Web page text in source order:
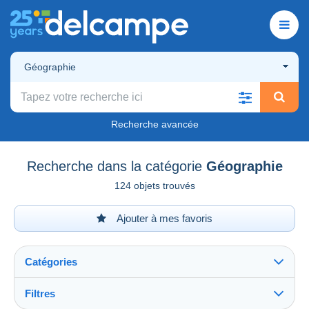
Géographie
Recherche avancée
Recherche dans la catégorie Géographie
124 objets trouvés
Ajouter à mes favoris
Catégories
Filtres